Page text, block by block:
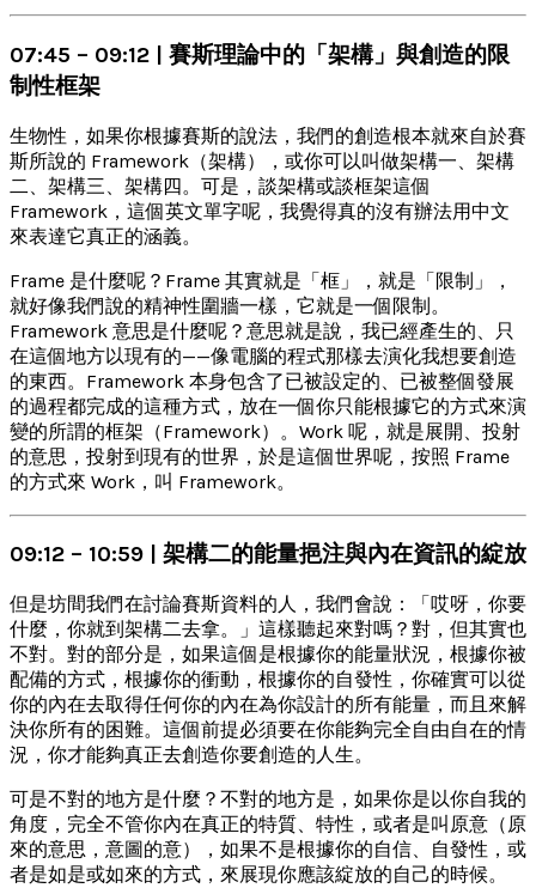
07:45 – 09:12 | 賽斯理論中的「架構」與創造的限
制性框架
生物性，如果你根據賽斯的說法，我們的創造根本就來自於賽
斯所說的 Framework（架構），或你可以叫做架構一、架構
二、架構三、架構四。可是，談架構或談框架這個
Framework，這個英文單字呢，我覺得真的沒有辦法用中文
來表達它真正的涵義。
Frame 是什麼呢？Frame 其實就是「框」，就是「限制」，
就好像我們說的精神性圍牆一樣，它就是一個限制。
Framework 意思是什麼呢？意思就是說，我已經產生的、只
在這個地方以現有的——像電腦的程式那樣去演化我想要創造
的東西。Framework 本身包含了已被設定的、已被整個發展
的過程都完成的這種方式，放在一個你只能根據它的方式來演
變的所謂的框架（Framework）。Work 呢，就是展開、投射
的意思，投射到現有的世界，於是這個世界呢，按照 Frame
的方式來 Work，叫 Framework。
09:12 – 10:59 | 架構二的能量挹注與內在資訊的綻放
但是坊間我們在討論賽斯資料的人，我們會說：「哎呀，你要
什麼，你就到架構二去拿。」這樣聽起來對嗎？對，但其實也
不對。對的部分是，如果這個是根據你的能量狀況，根據你被
配備的方式，根據你的衝動，根據你的自發性，你確實可以從
你的內在去取得任何你的內在為你設計的所有能量，而且來解
決你所有的困難。這個前提必須要在你能夠完全自由自在的情
況，你才能夠真正去創造你要創造的人生。
可是不對的地方是什麼？不對的地方是，如果你是以你自我的
角度，完全不管你內在真正的特質、特性，或者是叫原意（原
來的意思，意圖的意），如果不是根據你的自信、自發性，或
者是如是或如來的方式，來展現你應該綻放的自己的時候。